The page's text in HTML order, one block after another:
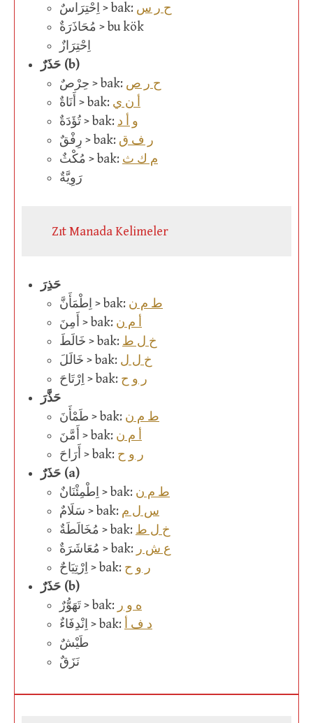
اِحْتِرَاسٌ > bak: ح ر س
مُحَاذَرَةٌ > bu kök
اِحْتِرَازٌ
حَذَرٌ (b)
حِرْصٌ > bak: ح ر ص
أَنَاةٌ > bak: أ ن ي
تُؤَدَةٌ > bak: و أ د
رِفْقٌ > bak: ر ف ق
مُكْثٌ > bak: م ك ث
رَوِيَّةٌ
Zıt Manada Kelimeler
حَذِرَ
اِطْمَأَنَّ > bak: ط م ن
أَمِنَ > bak: أ م ن
خَالَطَ > bak: خ ل ط
خَالَلَ > bak: خ ل ل
اِرْتَاحَ > bak: ر و ح
حَذَّرَ
طَمْأَنَ > bak: ط م ن
أَمَّنَ > bak: أ م ن
أَرَاحَ > bak: ر و ح
حَذَرٌ (a)
اِطْمِئْنَانٌ > bak: ط م ن
سَلَامٌ > bak: س ل م
مُخَالَطَةٌ > bak: خ ل ط
مُعَاشَرَةٌ > bak: ع ش ر
اِرْتِيَاحٌ > bak: ر و ح
حَذَرٌ (b)
تَهَوُّرٌ > bak: ه و ر
اِنْدِفَاءٌ > bak:
د ف أ
طَيْشٌ
نَزَقٌ